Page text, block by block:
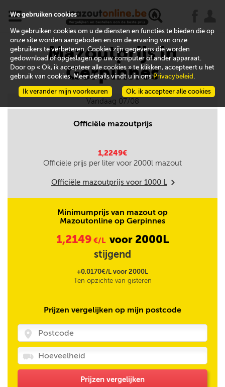
x
Mazoutprijs in
Gerpinnes
Vandaag 07/08
Officiële mazoutprijs
1,2249€
Officiële prijs per liter voor 2000l mazout
Officiële mazoutprijs voor 1000 L m
Minimumprijs van mazout op
Mazoutonline op Gerpinnes
1,2149 €/L voor 2000L
stijgend
+0,0170€/L voor 2000L
Ten opzichte van gisteren
Prijzen vergelijken op mijn postcode
Prijzen vergelijken
We gebruiken cookies
We gebruiken cookies om u de diensten en functies te bieden die op
onze site worden aangeboden en om de ervaring van onze
gebruikers te verbeteren. Cookies zijn gegevens die worden
gedownload of opgeslagen op uw computer of ander apparaat.
Door op « Ok, ik accepteer alle cookies » te klikken, accepteert u het
gebruik van cookies. Meer details vindt u in onsPrivacybeleid .
Ok, ik accepteer alle cookies
Ik verander mijn voorkeuren